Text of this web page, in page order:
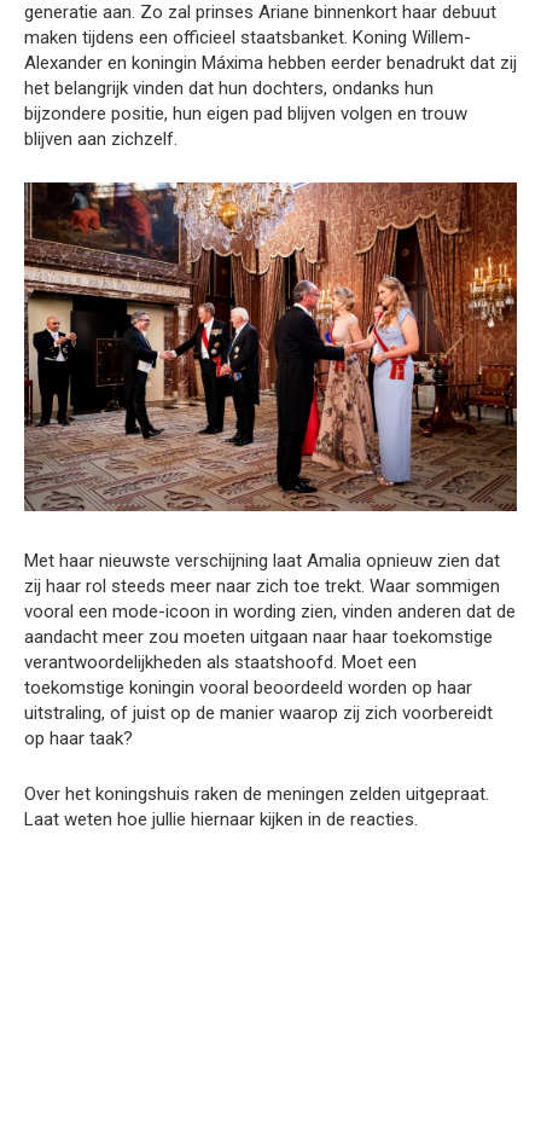
generatie aan. Zo zal prinses Ariane binnenkort haar debuut
maken tijdens een officieel staatsbanket. Koning Willem-
Alexander en koningin Máxima hebben eerder benadrukt dat zij
het belangrijk vinden dat hun dochters, ondanks hun
bijzondere positie, hun eigen pad blijven volgen en trouw
blijven aan zichzelf.
Met haar nieuwste verschijning laat Amalia opnieuw zien dat
zij haar rol steeds meer naar zich toe trekt. Waar sommigen
vooral een mode-icoon in wording zien, vinden anderen dat de
aandacht meer zou moeten uitgaan naar haar toekomstige
verantwoordelijkheden als staatshoofd. Moet een
toekomstige koningin vooral beoordeeld worden op haar
uitstraling, of juist op de manier waarop zij zich voorbereidt
op haar taak?
Over het koningshuis raken de meningen zelden uitgepraat.
Laat weten hoe jullie hiernaar kijken in de reacties.